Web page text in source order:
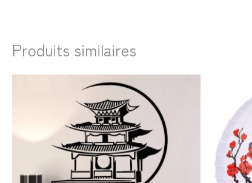
Produits similaires
Plage
de
prix :
28,99€
à
33,99€